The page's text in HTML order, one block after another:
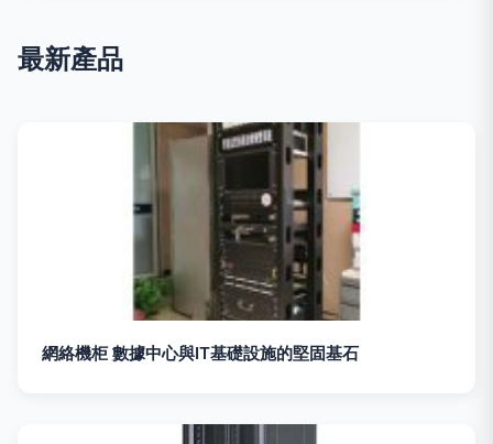
最新產品
網絡機柜 數據中心與IT基礎設施的堅固基石